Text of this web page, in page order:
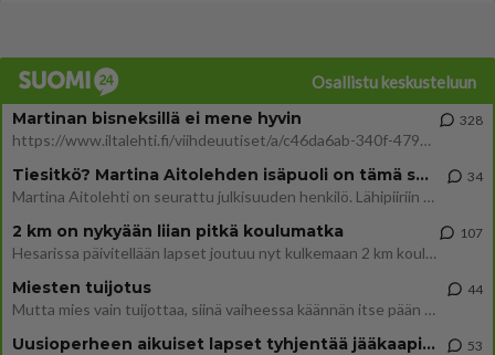
Osallistu keskusteluun
Martinan bisneksillä ei mene hyvin
https://www.iltalehti.fi/viihdeuutiset/a/c46da6ab-340f-4790-aaa7-0865eed2336 Yrityksen konkurssihakemus on tullut kärä
328
Tiesitkö? Martina Aitolehden isäpuoli on tämä suosittu laulaja
Martina Aitolehti on seurattu julkisuuden henkilö. Lähipiiriin mahtuu muitakin tunnettuja henkilöitä. Tiesitkö, että Ma
34
2 km on nykyään liian pitkä koulumatka
Hesarissa päivitellään lapset joutuu nyt kulkemaan 2 km kouluun jösses. Ruostefillarilla tuo matka menee vaikka miten äk
107
Miesten tuijotus
Mutta mies vain tuijottaa, siinä vaiheessa käännän itse pään pois. Mikä juttu? Yleensä jos joku tuijottaa tai katsoo, hä
44
Uusioperheen aikuiset lapset tyhjentää jääkaapin käydessään 53